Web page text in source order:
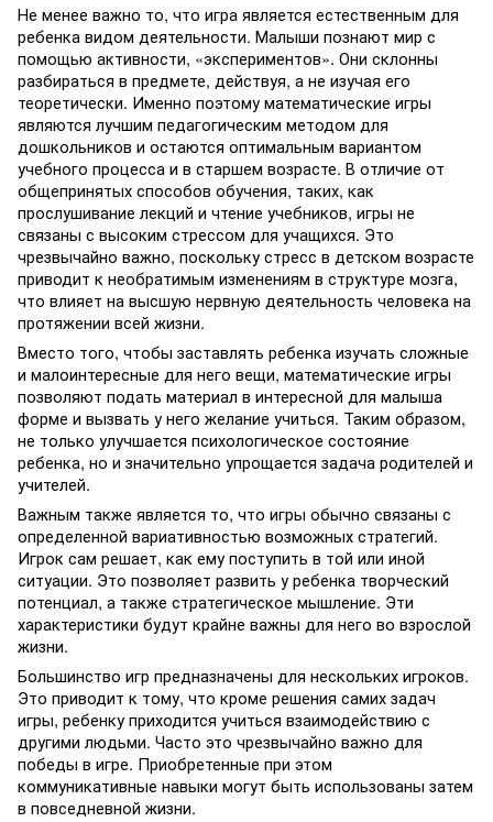
Не менее важно то, что игра является естественным для
ребенка видом деятельности. Малыши познают мир с
помощью активности, «экспериментов». Они склонны
разбираться в предмете, действуя, а не изучая его
теоретически. Именно поэтому математические игры
являются лучшим педагогическим методом для
дошкольников и остаются оптимальным вариантом
учебного процесса и в старшем возрасте. В отличие от
общепринятых способов обучения, таких, как
прослушивание лекций и чтение учебников, игры не
связаны с высоким стрессом для учащихся. Это
чрезвычайно важно, поскольку стресс в детском возрасте
приводит к необратимым изменениям в структуре мозга,
что влияет на высшую нервную деятельность человека на
протяжении всей жизни.
Вместо того, чтобы заставлять ребенка изучать сложные
и малоинтересные для него вещи, математические игры
позволяют подать материал в интересной для малыша
форме и вызвать у него желание учиться. Таким образом,
не только улучшается психологическое состояние
ребенка, но и значительно упрощается задача родителей и
учителей.
Важным также является то, что игры обычно связаны с
определенной вариативностью возможных стратегий.
Игрок сам решает, как ему поступить в той или иной
ситуации. Это позволяет развить у ребенка творческий
потенциал, а также стратегическое мышление. Эти
характеристики будут крайне важны для него во взрослой
жизни.
Большинство игр предназначены для нескольких игроков.
Это приводит к тому, что кроме решения самих задач
игры, ребенку приходится учиться взаимодействию с
другими людьми. Часто это чрезвычайно важно для
победы в игре. Приобретенные при этом
коммуникативные навыки могут быть использованы затем
в повседневной жизни.